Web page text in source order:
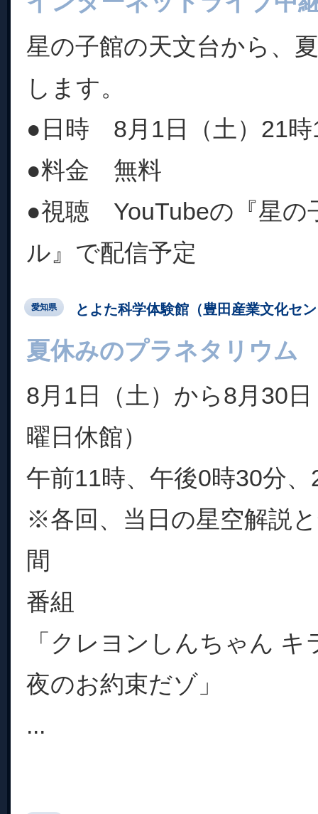
星の子館の天文台から、
します。
●日時 8月1日（土）21時
●料金 無料
●視聴 YouTubeの『星の
ル』で配信予定
愛知県 とよた科学体験館（豊田産業文化セ
夏休みのプラネタリウム
8月1日（土）から8月30
曜日休館）
午前11時、午後0時30分
※各回、当日の星空解説
間
番組
「クレヨンしんちゃん
夜のお約束だゾ」
...